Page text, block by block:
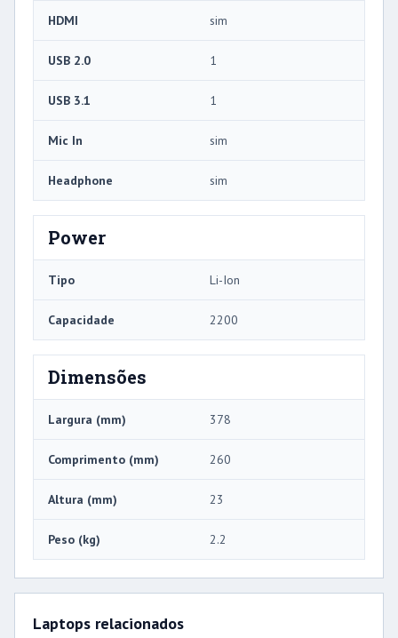
HDMI sim
USB 2.0 1
USB 3.1 1
Mic In sim
Headphone sim
Power
Tipo Li-Ion
Capacidade 2200
Dimensões
Largura (mm) 378
Comprimento (mm) 260
Altura (mm) 23
Peso (kg) 2.2
Laptops relacionados